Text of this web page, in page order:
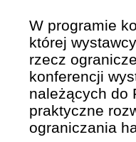
W programie
której
rzecz
konferencji
należących do
praktyczne
ograniczania